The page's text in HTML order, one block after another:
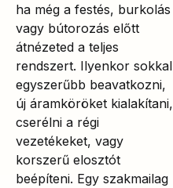
ha még a festés, burkolás
vagy bútorozás előtt
átnézeted a teljes
rendszert. Ilyenkor sokkal
egyszerűbb beavatkozni,
új áramköröket kialakítani,
cserélni a régi
vezetékeket, vagy
korszerű elosztót
beépíteni. Egy szakmailag